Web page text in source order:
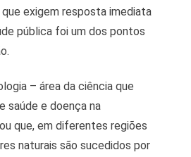
exigem resposta imediata
pública foi um dos pontos
– área da ciência que
saúde e doença na
que, em diferentes regiões
naturais são sucedidos por